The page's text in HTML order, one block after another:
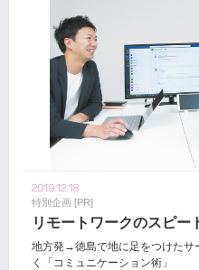
2019.12.18
特別企画 [PR]
リモートワークのスピー
地方発→徳島で地に足をつけたサ
く「コミュニケーション術」